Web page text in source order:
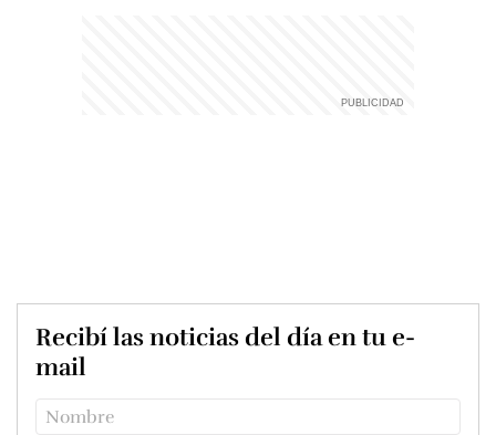
Recibí las noticias del día en tu e-
mail